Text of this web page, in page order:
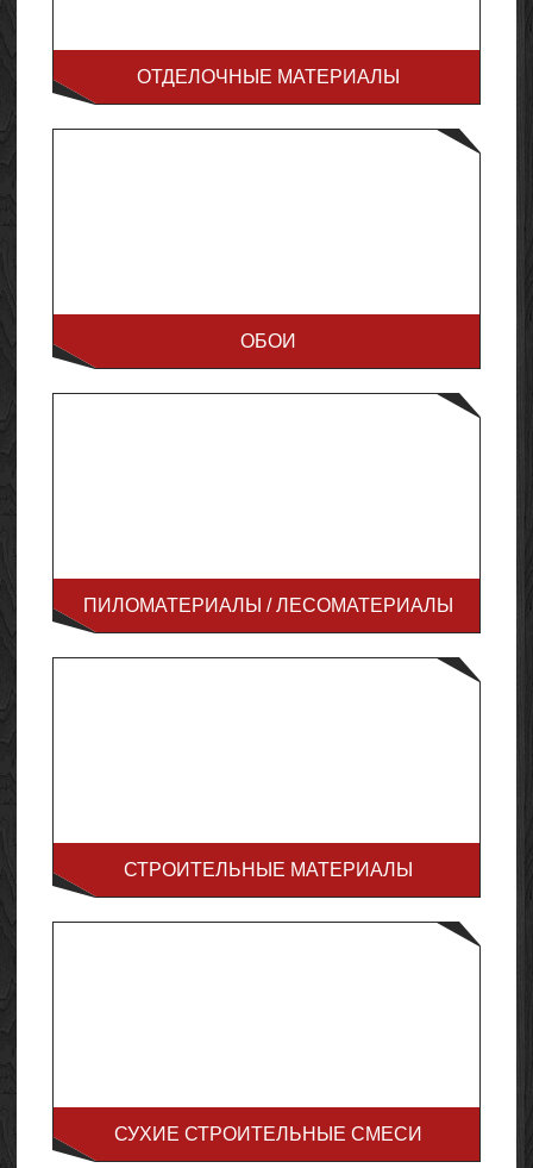
ОТДЕЛОЧНЫЕ МАТЕРИАЛЫ
ОБОИ
ПИЛОМАТЕРИАЛЫ / ЛЕСОМАТЕРИАЛЫ
СТРОИТЕЛЬНЫЕ МАТЕРИАЛЫ
СУХИЕ СТРОИТЕЛЬНЫЕ СМЕСИ